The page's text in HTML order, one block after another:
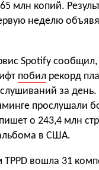
млн копий.
неделю
Spotify
побил рекорд
за
прослушали
о 243,4 млн
в США.
вошла 31